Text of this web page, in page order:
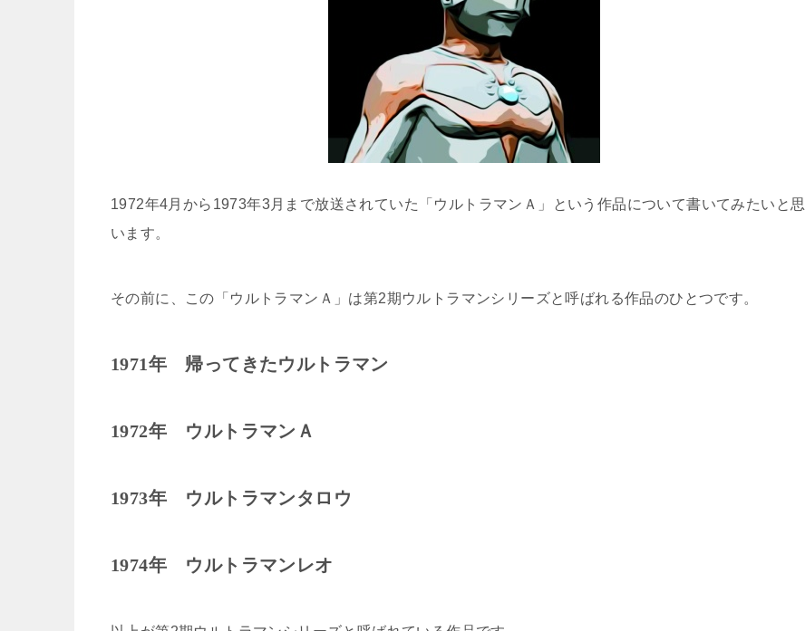
1972年4月から1973年3月まで放送されていた「ウルトラマンＡ」という作品について書いてみたいと思
います。
その前に、この「ウルトラマンＡ」は第2期ウルトラマンシリーズと呼ばれる作品のひとつです。
1971年 帰ってきたウルトラマン
1972年 ウルトラマン Ａ
1973年 ウルトラマンタロウ
1974年 ウルトラマンレオ